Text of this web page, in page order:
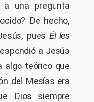
a una pregunta
De hecho,
puesÉl les
a Jesús
algo teórico que
del Mesías era
Dios siempre